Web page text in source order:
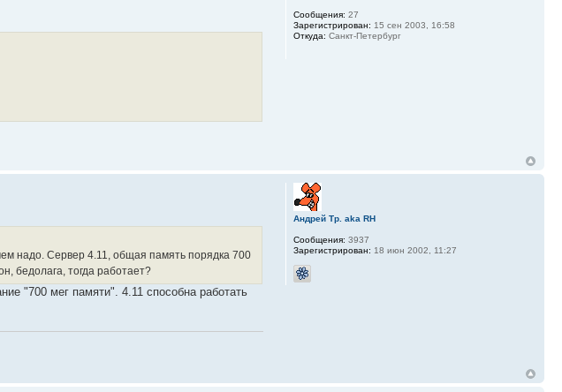
Сообщения: 27
Зарегистрирован: 15 сен 2003, 16:58
Откуда: Санкт-Петербург
надо. Сервер 4.11, общая память порядка 700
бедолага, тогда работает?
"700 мег памяти". 4.11 способна работать
Андрей Тр. aka RH
Сообщения: 3937
Зарегистрирован: 18 июн 2002, 11:27